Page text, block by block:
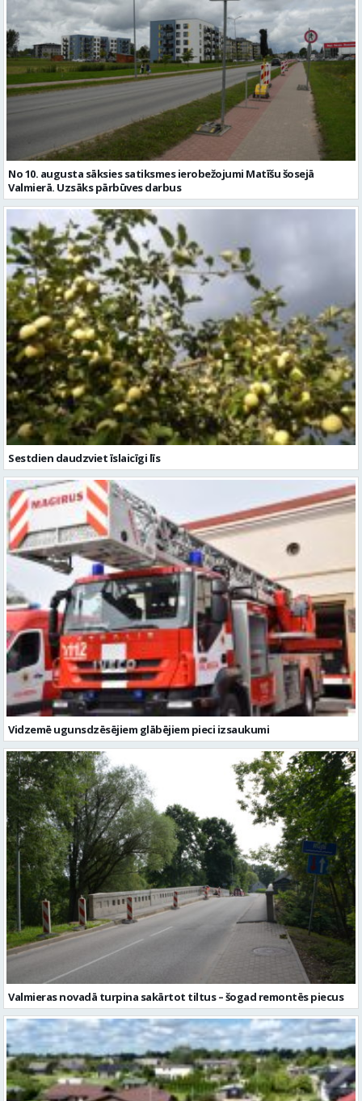
No 10. augusta sāksies satiksmes ierobežojumi Matīšu šosejā
Valmierā. Uzsāks pārbūves darbus
Sestdien daudzviet īslaicīgi līs
Vidzemē ugunsdzēsējiem glābējiem pieci izsaukumi
Valmieras novadā turpina sakārtot tiltus – šogad remontēs piecus